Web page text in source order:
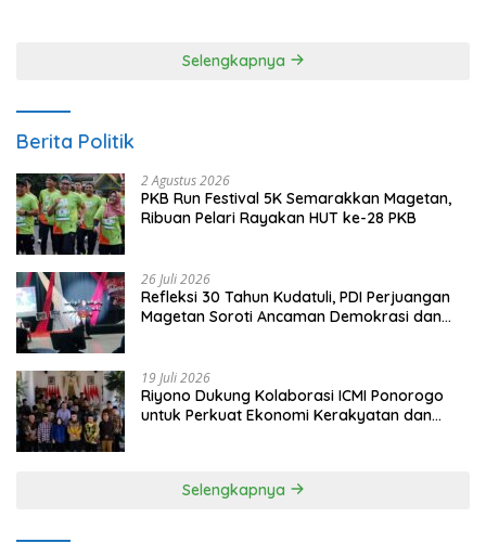
Selengkapnya
Berita Politik
2 Agustus 2026
PKB Run Festival 5K Semarakkan Magetan,
Ribuan Pelari Rayakan HUT ke-28 PKB
26 Juli 2026
Refleksi 30 Tahun Kudatuli, PDI Perjuangan
Magetan Soroti Ancaman Demokrasi dan
19 Juli 2026
Riyono Dukung Kolaborasi ICMI Ponorogo
untuk Perkuat Ekonomi Kerakyatan dan
Selengkapnya